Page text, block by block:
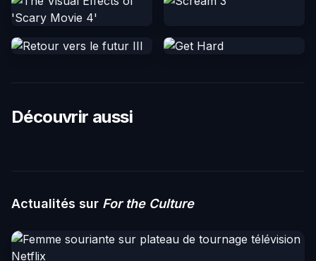
Découvrir aussi
Actualités sur For the Culture